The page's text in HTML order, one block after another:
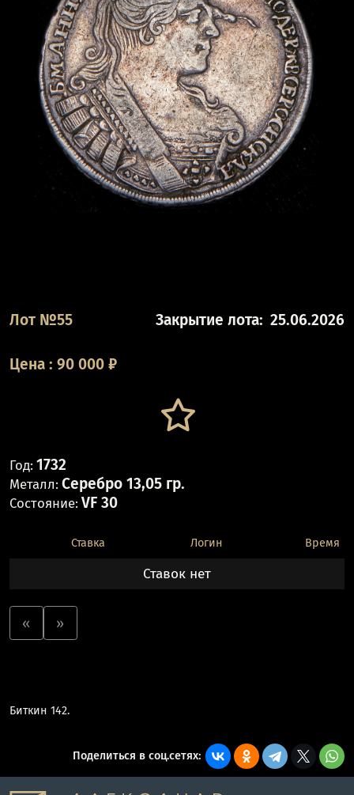
Лот №55 Закрытие лота: 25.06.2026
Цена : 90 000 ₽
Год: 1732
Металл: Серебро 13,05 гр.
Состояние: VF 30
Ставка Логин Время
Ставок нет
« »
Биткин 142.
Поделиться в соц.сетях: